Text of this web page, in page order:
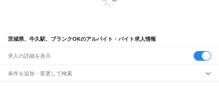
茨城県、牛久駅、ブランクOKのアルバイト・バイト求人情報
求人の詳細を表示
条件を追加・変更して検索